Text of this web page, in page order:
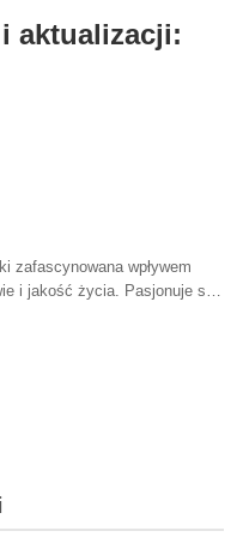
aktualizacji:
zafascynowana wpływem
i jakość życia. Pasjonuje się
o tematyce żywieniowej,
się zagadnieniami dietetyki
wszystkie zagadnienia
zdrowym